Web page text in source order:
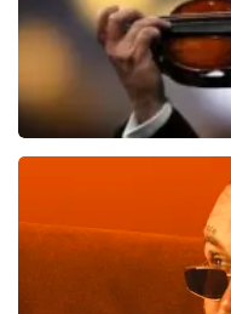
laatste 30 minuten
BESTEL NU